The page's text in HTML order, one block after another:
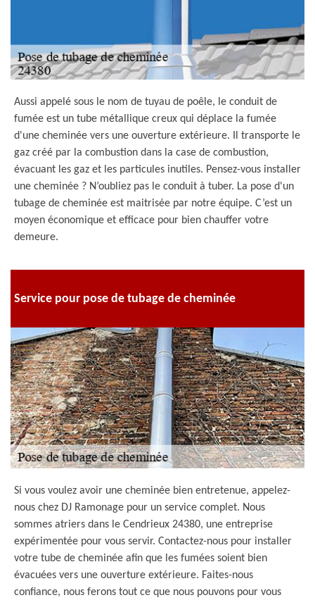
Aussi appelé sous le nom de tuyau de poêle, le conduit de
fumée est un tube métallique creux qui déplace la fumée
d'une cheminée vers une ouverture extérieure. Il transporte le
gaz créé par la combustion dans la case de combustion,
évacuant les gaz et les particules inutiles. Pensez-vous installer
une cheminée ? N’oubliez pas le conduit à tuber. La pose d'un
tubage de cheminée est maitrisée par notre équipe. C’est un
moyen économique et efficace pour bien chauffer votre
demeure.
Service pour pose de tubage de cheminée
Si vous voulez avoir une cheminée bien entretenue, appelez-
nous chez DJ Ramonage pour un service complet. Nous
sommes atriers dans le Cendrieux 24380, une entreprise
expérimentée pour vous servir. Contactez-nous pour installer
votre tube de cheminée afin que les fumées soient bien
évacuées vers une ouverture extérieure. Faites-nous
confiance, nous ferons tout ce que nous pouvons pour vous